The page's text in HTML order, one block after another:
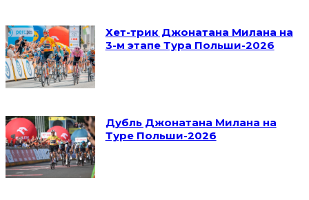
Хет-трик Джонатана Милана на
3-м этапе Тура Польши-2026
Дубль Джонатана Милана на
Туре Польши-2026